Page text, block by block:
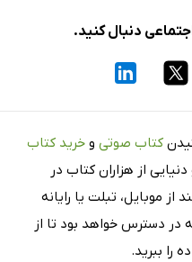
دنبال کنید.
کتاب صوتی و خرید کتاب
از هزاران کتاب در
از موبایل، تبلت یا رایانه
در دسترس خواهد بود تا از
را ببرید.